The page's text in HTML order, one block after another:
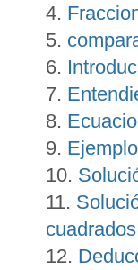
cuadrados